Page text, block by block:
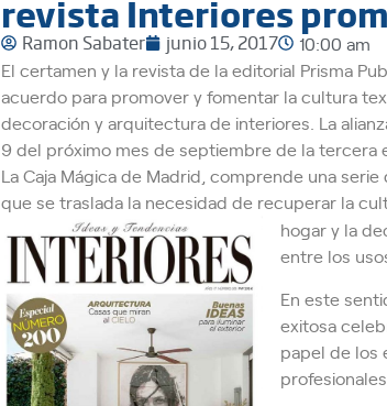
revista Interiores
Ramon Sabater junio 15, 2017
10:00 am
El certamen y la revista de la editorial Prisma
acuerdo para promover y fomentar la cultura
decoración y arquitectura de interiores. La
9 del próximo mes de septiembre de la tercera
La Caja Mágica de Madrid, comprende una
que se traslada la necesidad de recuperar la
hogar y la
entre los
En este
exitosa
papel de los